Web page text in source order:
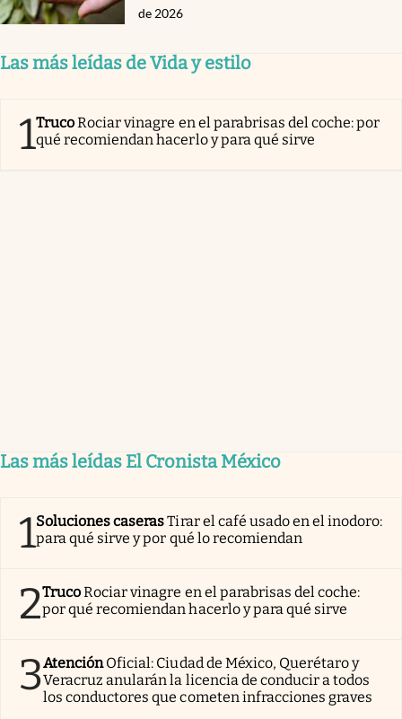
de 2026
Las más leídas de Vida y estilo
1TrucoRociar vinagre en el parabrisas del coche: por
qué recomiendan hacerlo y para qué sirve
Las más leídas El Cronista México
1Soluciones caserasTirar el café usado en el inodoro:
para qué sirve y por qué lo recomiendan
2TrucoRociar vinagre en el parabrisas del coche:
por qué recomiendan hacerlo y para qué sirve
3AtenciónOficial: Ciudad de México, Querétaro y
Veracruz anularán la licencia de conducir a todos
los conductores que cometen infracciones graves